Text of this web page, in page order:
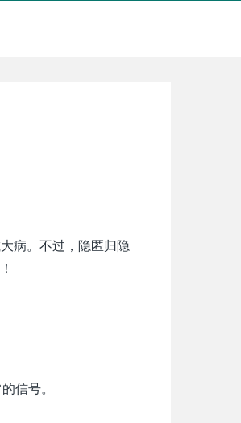
病。不过，隐匿归隐
信号。